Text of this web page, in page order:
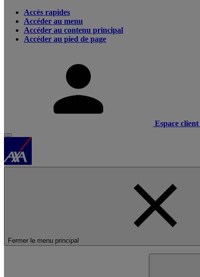
Accès rapides
Accéder au menu
Accéder au contenu principal
Accéder au pied de page
Espace client
Fermer le menu principal